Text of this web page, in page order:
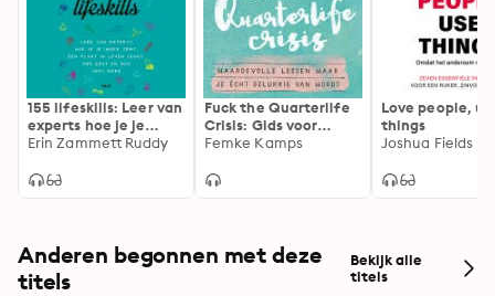
155 lifeskills: Leer van
experts hoe je je
inbox temt, een plant
zegt en nog veel meer
Erin Zammett Ruddy
Fuck the Quarterlife
Crisis: Gids voor
omgaan met
prestatiedruk en
Femke Kamps
Love people,
things
Anderen begonnen met deze
titels
Bekijk alle
titels